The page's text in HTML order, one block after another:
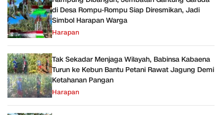
di Desa Rompu-Rompu Siap Diresmikan, Jadi
Simbol Harapan Warga
Harapan
Tak Sekadar Menjaga Wilayah, Babinsa Kabaena
Turun ke Kebun Bantu Petani Rawat Jagung Demi
Ketahanan Pangan
Harapan